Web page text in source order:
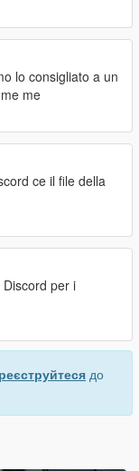
lo consigliato a un
me
ce il file della
per i
до